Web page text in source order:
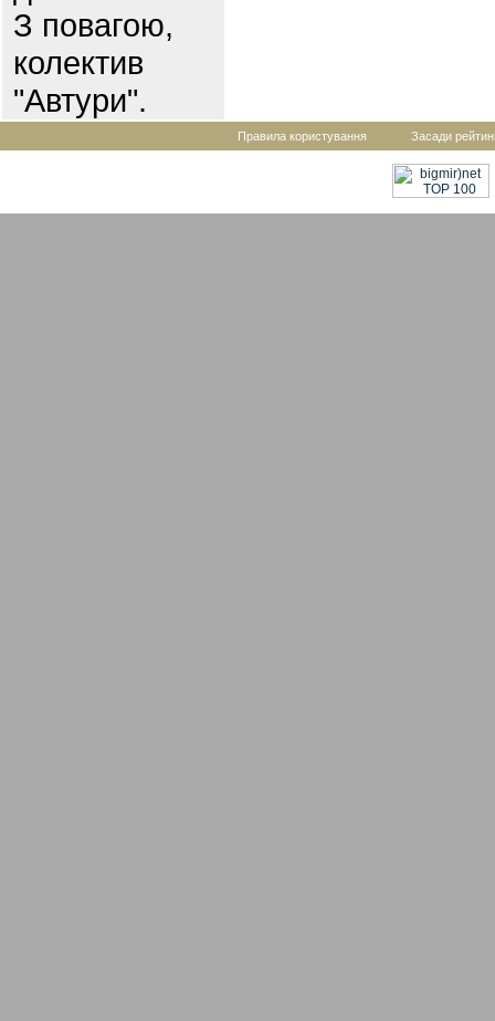
З повагою,
колектив
"Автури".
Правила користування Засади